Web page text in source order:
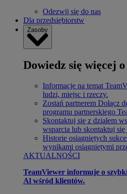
Odezwij się do nas
Dla przedsiębiorstw
Zasoby
Dowiedz się więcej
Informacje na temat
ludzi, miejsc i rzeczy.
Zostań partnerem Dołącz
programu partnerskiego
Skontaktuj się z działem
wsparcia lub skontaktuj się
Historie osiągniętych
wynikami osiągniętymi
AKTUALNOŚCI
TeamViewer informuje o
Al wśród klientów.